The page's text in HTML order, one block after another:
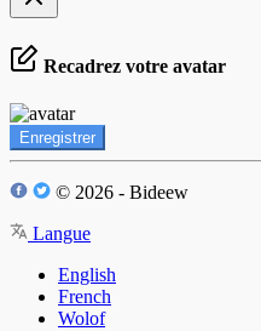
Recadrez votre avatar
Enregistrer
© 2026 - Bideew
Langue
English
French
Wolof